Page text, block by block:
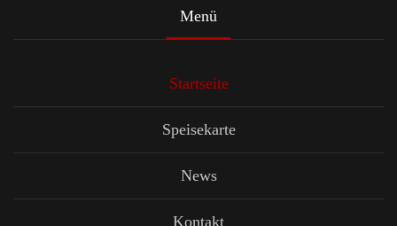
Menü
Startseite
Speisekarte
News
Kontakt